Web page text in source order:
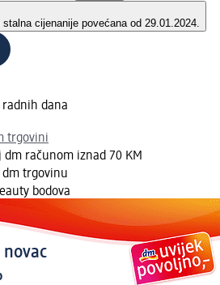
stalna cijenanije povećana od 29.01.2024.
radnih dana
trgovini
dm računom iznad 70 KM
trgovinu
bodova
novac